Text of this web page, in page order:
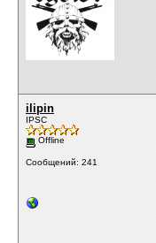
ilipin
IPSC
Offline
Сообщений: 241